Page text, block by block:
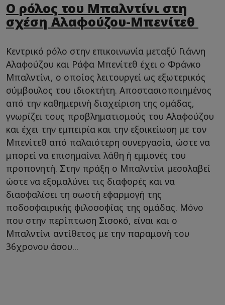
Ο ρόλος του Μπαλντίνι στη
σχέση Αλαφούζου-Μπενίτεθ
Κεντρικό ρόλο στην επικοινωνία μεταξύ Γιάννη
Αλαφούζου και Ράφα Μπενίτεθ έχει ο Φράνκο
Μπαλντίνι, ο οποίος λειτουργεί ως εξωτερικός
σύμβουλος του ιδιοκτήτη. Αποστασιοποιημένος
από την καθημερινή διαχείριση της ομάδας,
γνωρίζει τους προβληματισμούς του Αλαφούζου
και έχει την εμπειρία και την εξοικείωση με τον
Μπενίτεθ από παλαιότερη συνεργασία, ώστε να
μπορεί να επισημαίνει λάθη ή εμμονές του
προπονητή. Στην πράξη ο Μπαλντίνι μεσολαβεί
ώστε να εξομαλύνει τις διαφορές και να
διασφαλίσει τη σωστή εφαρμογή της
ποδοσφαιρικής φιλοσοφίας της ομάδας. Μόνο
που στην περίπτωση Σισοκό, είναι και ο
Μπαλντίνι αντίθετος με την παραμονή του
36χρονου άσου...